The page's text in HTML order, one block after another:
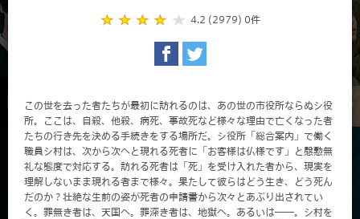
4.2 (2979) 0件
この世を去った者たちが最初に訪れるのは、あの世の市役所ならぬシ役
所。ここは、自殺、他殺、病死、事故死など様々な理由で亡くなった者
たちの行き先を決める手続きをする場所だ。シ役所「総合案内」で働く
職員シ村は、次から次へと現れる死者に「お客様は仏様です」と慇懃無
礼な態度で対応する。訪れる死者は「死」を受け入れた者から、現実を
理解しないまま現れる者まで様々。果たして彼らはどう生き、どう死ん
だのか？壮絶な生前の姿が死者の申請書から次々とあぶり出されてい
く。罪無き者は、天国へ。罪深き者は、地獄へ。あるいは――。シ村を